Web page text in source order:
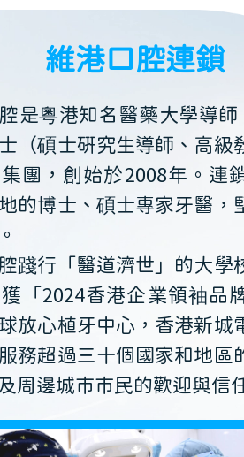
維港口腔連鎖
是粵港知名醫藥大學導
（碩士研究生導師、高級
團，創始於2008年。連
的博士、碩士專家牙醫，
踐行「醫道濟世」的大學
「2024香港企業領袖品
放心植牙中心，香港新城
務超過三十個國家和地區
周邊城市市民的歡迎與信